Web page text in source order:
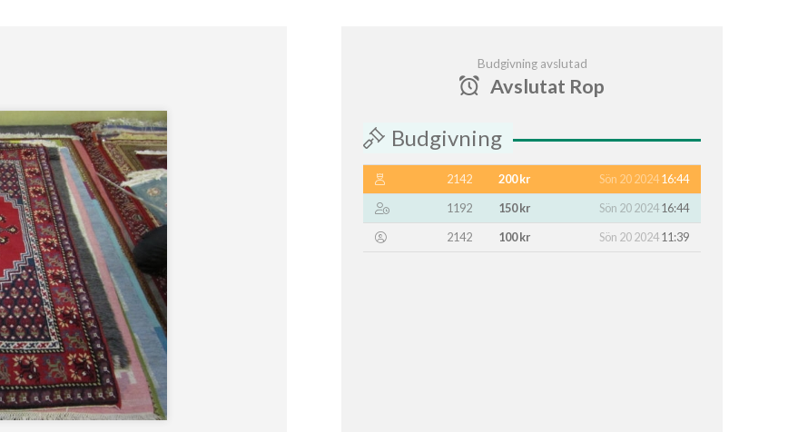
Budgivning avslutad
Avslutat Rop
Budgivning
2142 200 kr Sön 20 202416:44
1192
150 kr Sön 20 202416:44
2142
100 kr Sön 20 202411:39